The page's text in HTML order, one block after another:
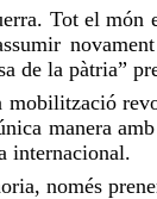
Tot el
de la pàtria”
manera
internacional.
només